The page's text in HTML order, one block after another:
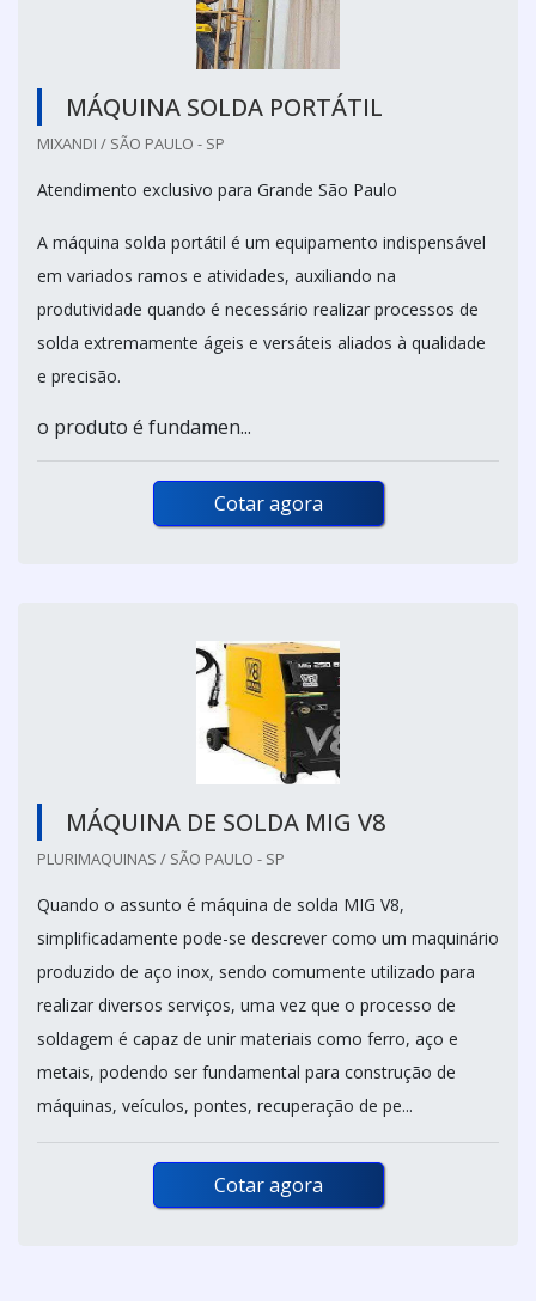
MÁQUINA SOLDA PORTÁTIL
MIXANDI / SÃO PAULO - SP
Atendimento exclusivo para Grande São Paulo
A máquina solda portátil é um equipamento indispensável
em variados ramos e atividades, auxiliando na
produtividade quando é necessário realizar processos de
solda extremamente ágeis e versáteis aliados à qualidade
e precisão.
o produto é fundamen...
Cotar agora
MÁQUINA DE SOLDA MIG V8
PLURIMAQUINAS / SÃO PAULO - SP
Quando o assunto é máquina de solda MIG V8,
simplificadamente pode-se descrever como um maquinário
produzido de aço inox, sendo comumente utilizado para
realizar diversos serviços, uma vez que o processo de
soldagem é capaz de unir materiais como ferro, aço e
metais, podendo ser fundamental para construção de
máquinas, veículos, pontes, recuperação de pe...
Cotar agora